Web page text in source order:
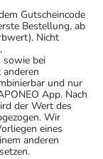
Gutscheincode
Bestellung, ab
Nicht
sowie bei
und nur
App. Nach
der Wert des
Wir
eines
anderen